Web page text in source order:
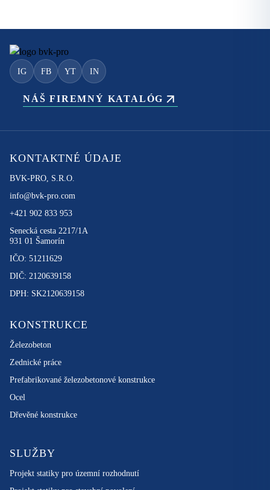
IG FB YT IN
NÁŠ FIREMNÝ KATALÓG
KONTAKTNÉ ÚDAJE
BVK-PRO, S.R.O.
info@bvk-pro.com
+421 902 833 953
Senecká cesta 2217/1A
931 01 Šamorín
IČO: 51211629
DIČ: 2120639158
DPH: SK2120639158
KONSTRUKCE
Železobeton
Zednické práce
Prefabrikované železobetonové konstrukce
Ocel
Dřevěné konstrukce
SLUŽBY
Projekt statiky pro územní rozhodnutí